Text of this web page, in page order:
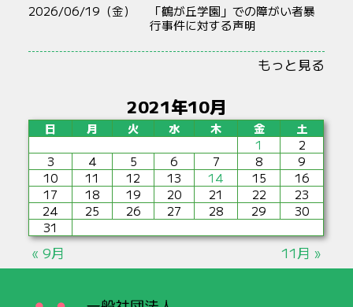
2026/06/19（金）
「鶴が丘学園」での障がい者暴
行事件に対する声明
もっと見る
2021年10月
日 月 火 水 木 金
土
1
2
3
4 5 6 7 8
9
10
11 12 13 14 15
16
17
18 19 20 21 22
23
24
25 26 27 28 29
30
31
« 9月 11月 »